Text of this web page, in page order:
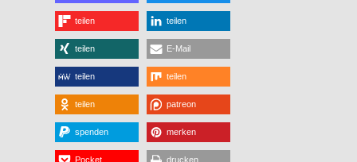
teilen teilen
teilen E-Mail
teilen teilen
teilen patreon
spenden merken
Pocket drucken